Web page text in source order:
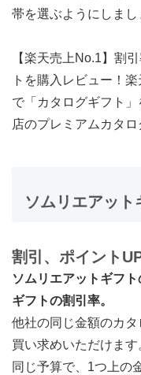
帯を選ぶようにしまし
【楽天売上No.1】割
トを購入レビュー！ 楽
で「カタログギフト
店のプレミアムカタ
ソムリエアット
割引、ポイント
ソムリエアットギフ
ギフトの割引率。
他社の同じ金額のカ
買い求めいただけます
同じ予算で、1つ上の